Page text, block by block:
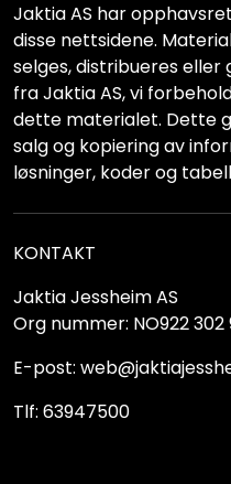
Jaktia AS har
disse nettsidene.
selges, distribueres
fra Jaktia AS, vi
dette materialet. Dette
salg og kopiering av
løsninger, koder og
KONTAKT
Jaktia Jessheim AS
Org nummer: NO922 302
E-post:
Tlf: 63947500